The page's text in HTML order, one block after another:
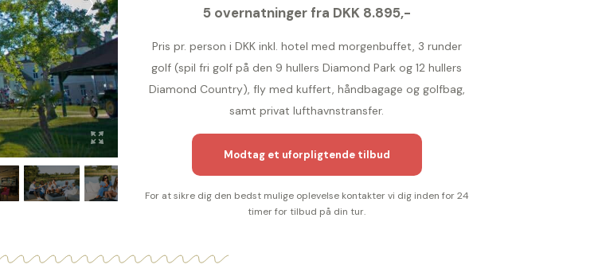
5 overnatninger fra DKK 8.895,-
Pris pr. person i DKK inkl. hotel med morgenbuffet, 3 runder
golf (spil fri golf på den 9 hullers Diamond Park og 12 hullers
Diamond Country), fly med kuffert, håndbagage og golfbag,
samt privat lufthavnstransfer.
Modtag et uforpligtende tilbud
For at sikre dig den bedst mulige oplevelse kontakter vi dig inden for 24
timer for tilbud på din tur.